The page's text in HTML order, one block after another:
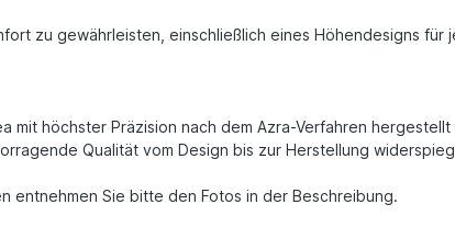
zu gewährleisten, einschließlich eines Höhendesigns
mit höchster Präzision nach dem Azra-Verfahren
Qualität vom Design bis zur Herstellung
entnehmen Sie bitte den Fotos in der Beschreibung.